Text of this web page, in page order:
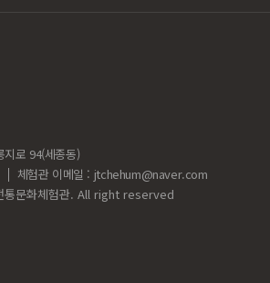
로 94(세종동)
체험관 이메일 : jtchehum@naver.com
통문화체험관. All right reserved